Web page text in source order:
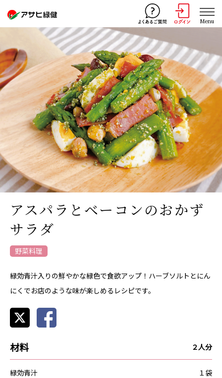
Menu
アスパラとベーコンのおかず
サラダ
野菜料理
緑効青汁入りの鮮やかな緑色で食欲アップ！ハーブソルトとにん
にくでお店のような味が楽しめるレシピです。
材料 ２人分
緑効青汁
１袋